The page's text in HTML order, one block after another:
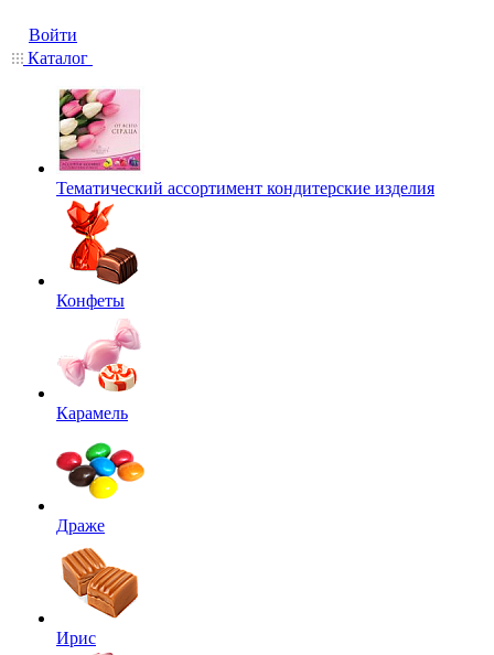
Войти
Каталог
Тематический ассортимент кондитерские изделия
Конфеты
Карамель
Драже
Ирис